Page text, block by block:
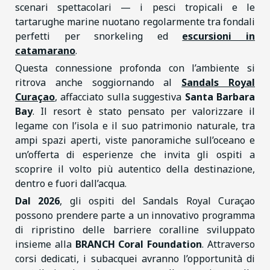
scenari spettacolari — i pesci tropicali e le
tartarughe marine nuotano regolarmente tra fondali
perfetti per snorkeling ed escursioni in
catamarano.
Questa connessione profonda con l’ambiente si
ritrova anche soggiornando al Sandals Royal
Curaçao, affacciato sulla suggestiva Santa Barbara
Bay. Il resort è stato pensato per valorizzare il
legame con l’isola e il suo patrimonio naturale, tra
ampi spazi aperti, viste panoramiche sull’oceano e
un’offerta di esperienze che invita gli ospiti a
scoprire il volto più autentico della destinazione,
dentro e fuori dall’acqua.
Dal 2026, gli ospiti del Sandals Royal Curaçao
possono prendere parte a un innovativo programma
di ripristino delle barriere coralline sviluppato
insieme alla BRANCH Coral Foundation. Attraverso
corsi dedicati, i subacquei avranno l’opportunità di